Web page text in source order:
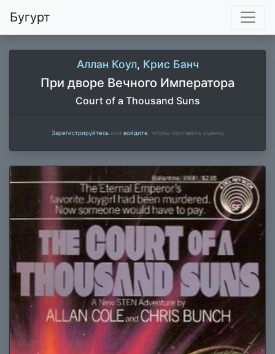
Бугурт
Аллан Коул, Крис Банч
При дворе Вечного Императора
Court of a Thousand Suns
Зарегистрируйтесьили войдите , чтобы поставить оценку